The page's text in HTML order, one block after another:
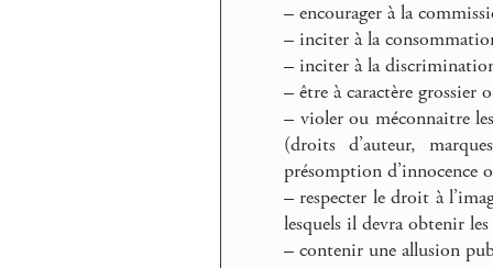
– encourager à la
– inciter à la
– inciter à la
– être à caractère grossier
– violer ou méconnaitre
(droits d’auteur,
présomption d’innocence
– respecter le droit à
lesquels il devra obtenir
– contenir une allusion